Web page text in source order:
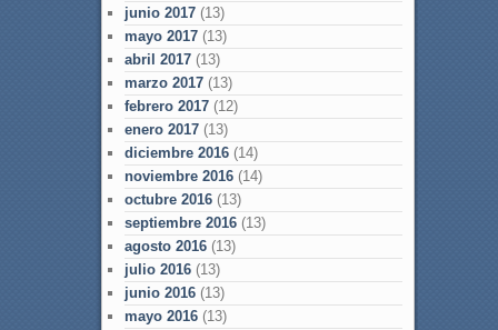
junio 2017(13)
mayo 2017(13)
abril 2017(13)
marzo 2017(13)
febrero 2017(12)
enero 2017(13)
diciembre 2016(14)
noviembre 2016(14)
octubre 2016(13)
septiembre 2016(13)
agosto 2016(13)
julio 2016(13)
junio 2016(13)
mayo 2016(13)